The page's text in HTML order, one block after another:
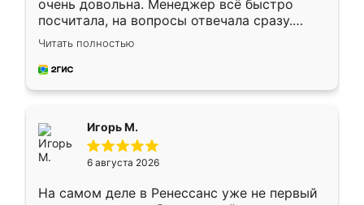
очень довольна. Менеджер всё быстро
посчитала, на вопросы отвечала сразу.
Замерщик приехал в субботу, подошёл к
делу со всей ответственностью. Собрали
за день, ребята работали аккуратно, даже
Читать полностью
Игорь М.
6 августа 2026
На самом деле в Ренессанс уже не первый